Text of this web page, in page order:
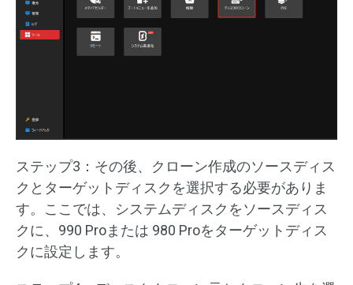
ステップ3：その後、クローン作成のソースディス
クとターゲットディスクを選択する必要がありま
す。ここでは、システムディスクをソースディス
クに、990 Proまたは 980 Proをターゲットディス
クに設定します。